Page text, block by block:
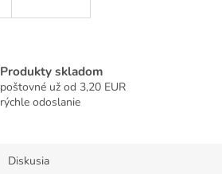
Produkty skladom
poštovné už od 3,20 EUR
rýchle odoslanie
Diskusia